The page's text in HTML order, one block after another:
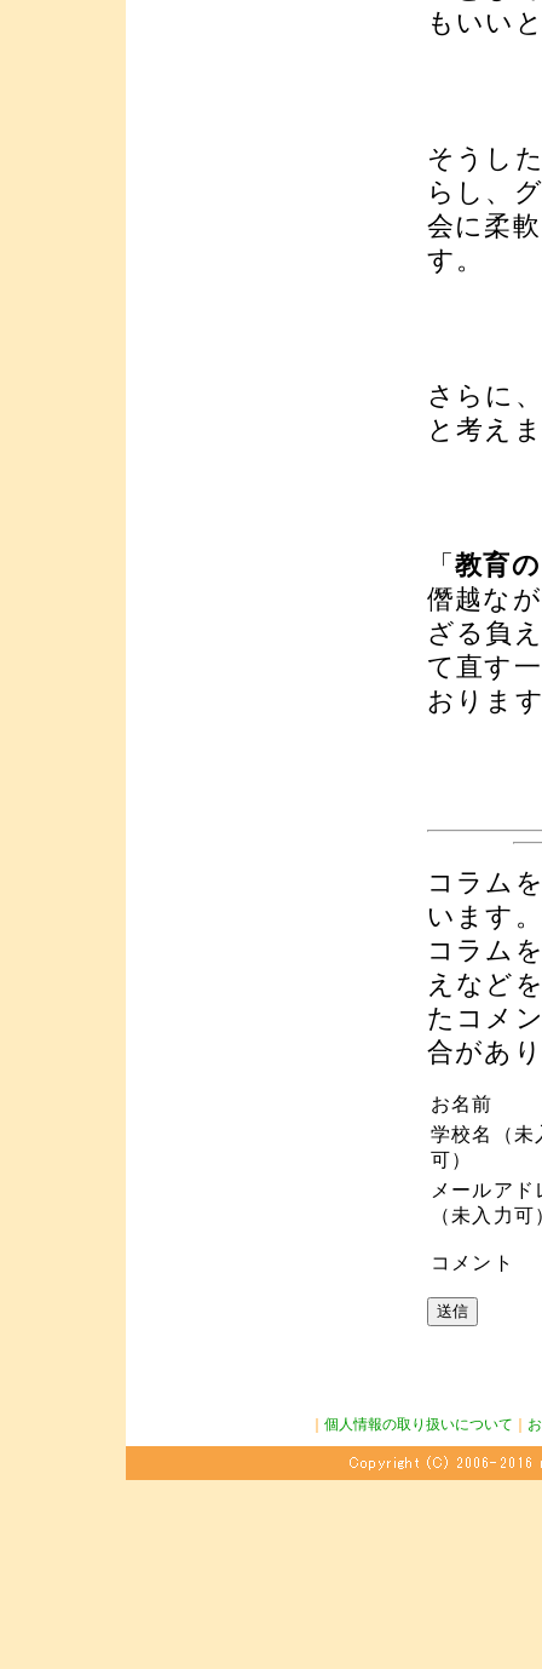
もいい
そうし
らし、
会に柔
す。
さらに
と考え
「 教育
僭越な
ざる負
て直す
おりま
コラム
います。
コラム
えなど
たコメ
合があ
お名前
学校名（未
可）
メールアド
（未入力可
コメント
個人情報の取り扱いについて